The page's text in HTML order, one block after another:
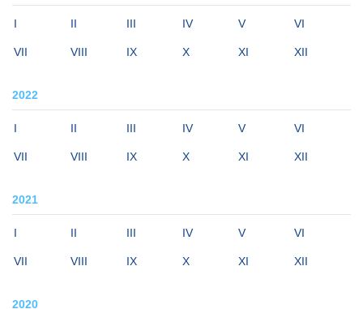
I II III IV V VI
VII VIII IX X XI XII
2022
I II III IV V VI
VII VIII IX X XI XII
2021
I II III IV V VI
VII VIII IX X XI XII
2020